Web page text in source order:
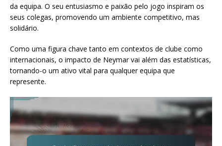
da equipa. O seu entusiasmo e paixão pelo jogo inspiram os
seus colegas, promovendo um ambiente competitivo, mas
solidário.
Como uma figura chave tanto em contextos de clube como
internacionais, o impacto de Neymar vai além das estatísticas,
tornando-o um ativo vital para qualquer equipa que
represente.